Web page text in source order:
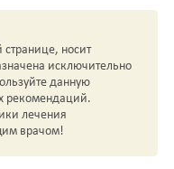
носит
исключительно
данную
рекомендаций.
лечения
врачом!